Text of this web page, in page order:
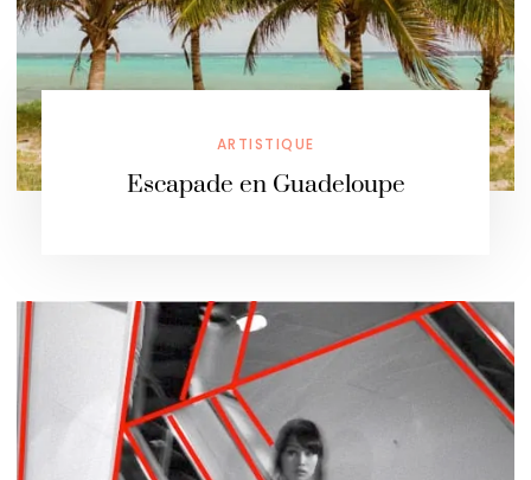
ARTISTIQUE
Escapade en Guadeloupe